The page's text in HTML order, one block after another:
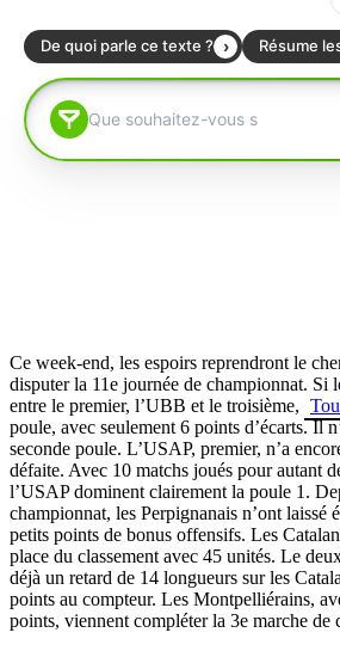
Ce week-end, les espoirs reprendront le
disputer la 11e journée de championnat. Si
entre le premier, l’UBB et le troisième,
poule, avec seulement 6 points d’écarts. Il
seconde poule. L’USAP, premier, n’a
défaite. Avec 10 matchs joués pour autant
l’USAP dominent clairement la poule 1.
championnat, les Perpignanais n’ont laissé
petits points de bonus offensifs. Les
place du classement avec 45 unités. Le
déjà un retard de 14 longueurs sur les
points au compteur. Les Montpelliérains,
points, viennent compléter la 3e marche de